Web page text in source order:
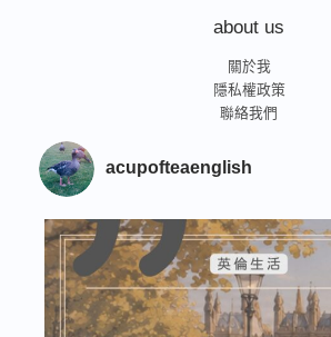
about us
關於我
隱私權政策
聯絡我們
acupofteaenglish